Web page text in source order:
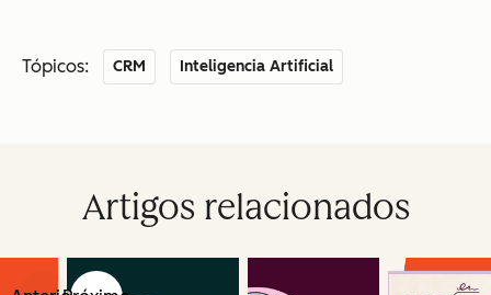
Tópicos: CRM Inteligencia Artificial
Artigos relacionados